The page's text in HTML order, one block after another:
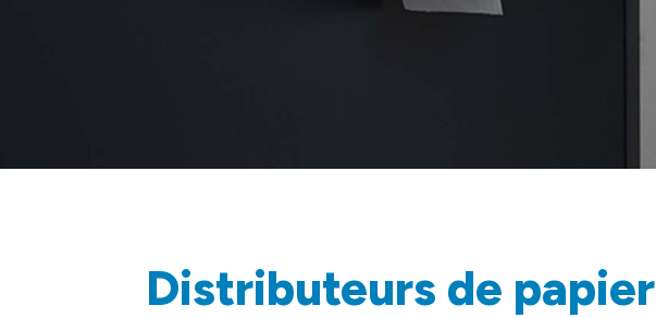
Distributeurs de papier